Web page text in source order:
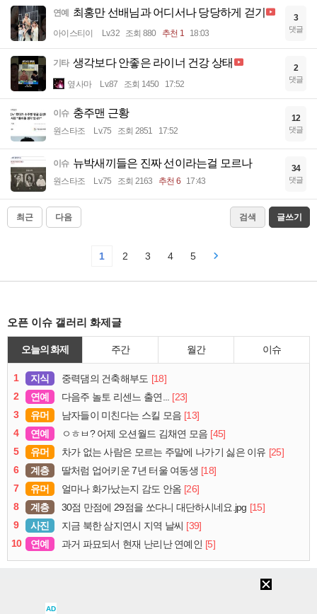
연예 최홍만 선배님과 어디서나 당당하게 걷기
아이스티이 Lv.32 조회 880 추천 1 18:03
3
댓글
기타 생각보다 안좋은 라이너 건강 상태
옆사마 Lv.87 조회 1450 17:52
2
댓글
이슈 충주맨 근황
원스타조 Lv.75 조회 2851 17:52
12
댓글
이슈 뉴박새끼들은 진짜 선이라는걸 모르나
원스타조 Lv.75 조회 2163 추천 6 17:43
34
댓글
최근 다음 검색 글쓰기
1 2 3 4 5
오픈 이슈 갤러리 화제글
오늘의 화제 주간 월간 이슈
1 지식 중력댐의 건축해부도 [18]
2
연예 다음주 놀토 리센느 출연... [23]
3
유머 남자들이 미친다는 스킬 모음 [13]
4
연예 ㅇㅎㅂ? 어제 오션월드 김채연 모음 [45]
5
유머 차가 없는 사람은 모르는 주말에 나가기 싫은 이유 [25]
6
계층 딸처럼 업어키운 7년 터울 여동생 [18]
7
유머 얼마나 화가났는지 감도 안옴 [26]
8
계층 30점 만점에 29점을 쏘다니 대단하시네요.jpg [15]
9
사진 지금 북한 삼지연시 지역 날씨 [39]
10
연예 과거 파묘되서 현재 난리난 연예인 [5]
이용약관
AD